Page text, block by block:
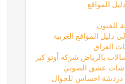
المواقع
للفنون
دليل المواقع العربية
العراق
بالرياض شركة أوتو كير
شات عشق الصوتي
احساس للجوال